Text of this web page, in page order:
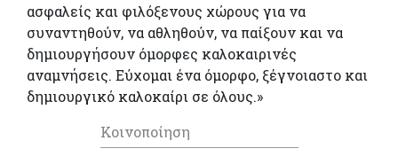
ασφαλείς και φιλόξενους χώρους για να
συναντηθούν, να αθληθούν, να παίξουν και να
δημιουργήσουν όμορφες καλοκαιρινές
αναμνήσεις. Εύχομαι ένα όμορφο, ξέγνοιαστο και
δημιουργικό καλοκαίρι σε όλους.»
Κοινοποίηση